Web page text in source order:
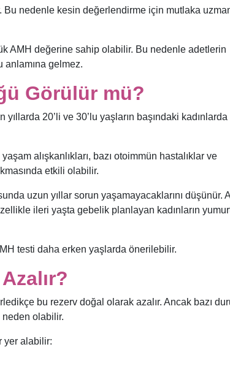
nedenle kesin değerlendirme için mutlaka
AMH değerine sahip olabilir. Bu nedenle adetlerin
anlamına gelmez.
Görülür mü?
20’li ve 30’lu yaşların başındaki kadınlarda
alışkanlıkları, bazı otoimmün hastalıklar ve
etkili olabilir.
uzun yıllar sorun yaşamayacaklarını düşünür.
ileri yaşta gebelik planlayan kadınların
testi daha erken yaşlarda önerilebilir.
bu rezerv doğal olarak azalır. Ancak bazı
neden olabilir.
yer alabilir: